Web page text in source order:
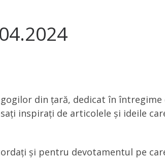
din țară, dedicat în
inspirați de articolele și ideile
și pentru devotamentul pe